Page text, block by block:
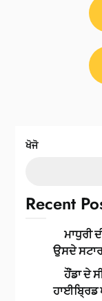
ਖੋਜੋ
Recent
ਮਾਧੁਰੀ
ਉਸਦੇ
ਹੌਂਡਾ ਦੇ
ਹਾਈਬ੍ਰਿਡ